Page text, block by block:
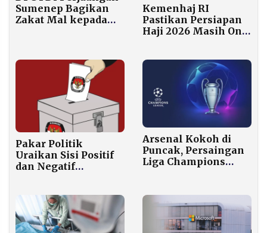
Sumenep Bagikan
Zakat Mal kepada
Kemenhaj RI
Pastikan Persiapan
Haji 2026 Masih On
Timur Tengah
Pakar Politik
Uraikan Sisi Positif
dan Negatif
DPRD
Arsenal Kokoh di
Puncak, Persaingan
Liga Champions